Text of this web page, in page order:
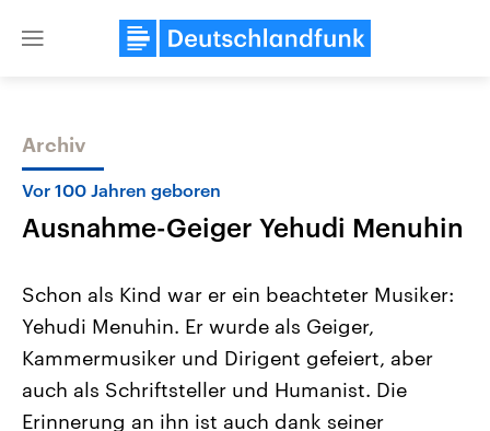
Close
Themen
Landtagswahl Sachsen-Anhalt
2026
Alle Informationen
Aktuelle Beiträge,
Hintergründe
Archiv
Vor 100 Jahren geboren
Ausnahme-Geiger Yehudi Menuhin
Schon als Kind war er ein beachteter Musiker:
Yehudi Menuhin. Er wurde als Geiger,
Kammermusiker und Dirigent gefeiert, aber
auch als Schriftsteller und Humanist. Die
Erinnerung an ihn ist auch dank seiner